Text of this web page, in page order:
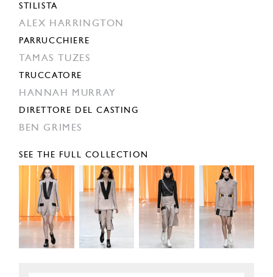
STILISTA
ALEX HARRINGTON
PARRUCCHIERE
TAMAS TUZES
TRUCCATORE
HANNAH MURRAY
DIRETTORE DEL CASTING
BEN GRIMES
SEE THE FULL COLLECTION